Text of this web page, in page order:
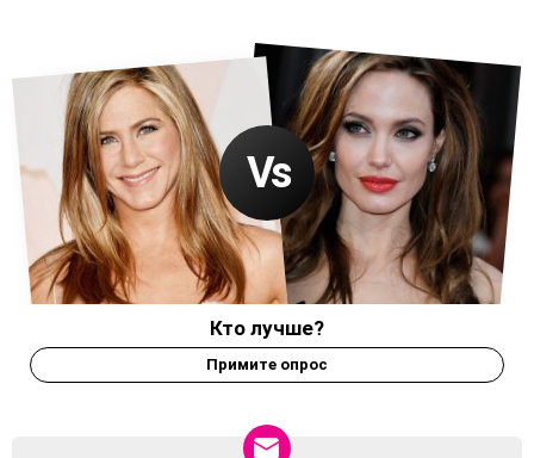
Кто лучше?
Примите опрос